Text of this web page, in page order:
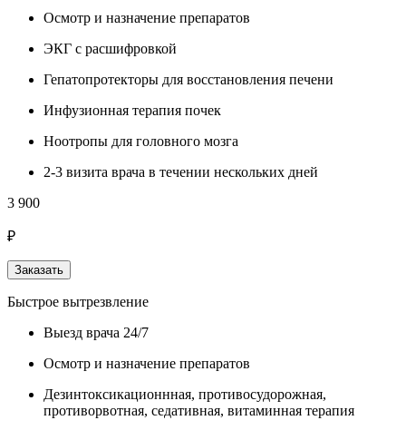
Осмотр и назначение препаратов
ЭКГ с расшифровкой
Гепатопротекторы для восстановления печени
Инфузионная терапия почек
Ноотропы для головного мозга
2-3 визита врача в течении нескольких дней
3 900
₽
Заказать
Быстрое вытрезвление
Выезд врача 24/7
Осмотр и назначение препаратов
Дезинтоксикационнная, противосудорожная,
противорвотная, седативная, витаминная терапия